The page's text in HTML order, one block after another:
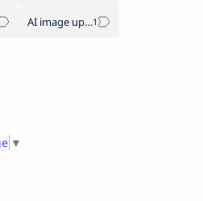
AI image upscaler
▼